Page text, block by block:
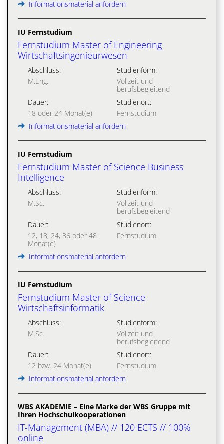
Informationsmaterial anfordern
IU Fernstudium
Fernstudium Master of Engineering
Wirtschaftsingenieurwesen
Abschluss:
M.Eng.
Studienform:
Vollzeit und
berufsbegleitend
Dauer:
18 oder 24 Monat(e)
Studienort:
Fernstudium
Informationsmaterial anfordern
IU Fernstudium
Fernstudium Master of Science Business
Intelligence
Abschluss:
M.Sc.
Studienform:
Vollzeit und
berufsbegleitend
Dauer:
12, 18, 24, 36 oder 48
Monat(e)
Studienort:
Fernstudium
Informationsmaterial anfordern
IU Fernstudium
Fernstudium Master of Science
Wirtschaftsinformatik
Abschluss:
M.Sc.
Studienform:
Vollzeit und
berufsbegleitend
Dauer:
12 bzw. 24 Monat(e)
Studienort:
Fernstudium
Informationsmaterial anfordern
WBS AKADEMIE – Eine Marke der WBS Gruppe mit
Ihren Hochschulkooperationen
IT-Management (MBA) // 120 ECTS // 100%
online